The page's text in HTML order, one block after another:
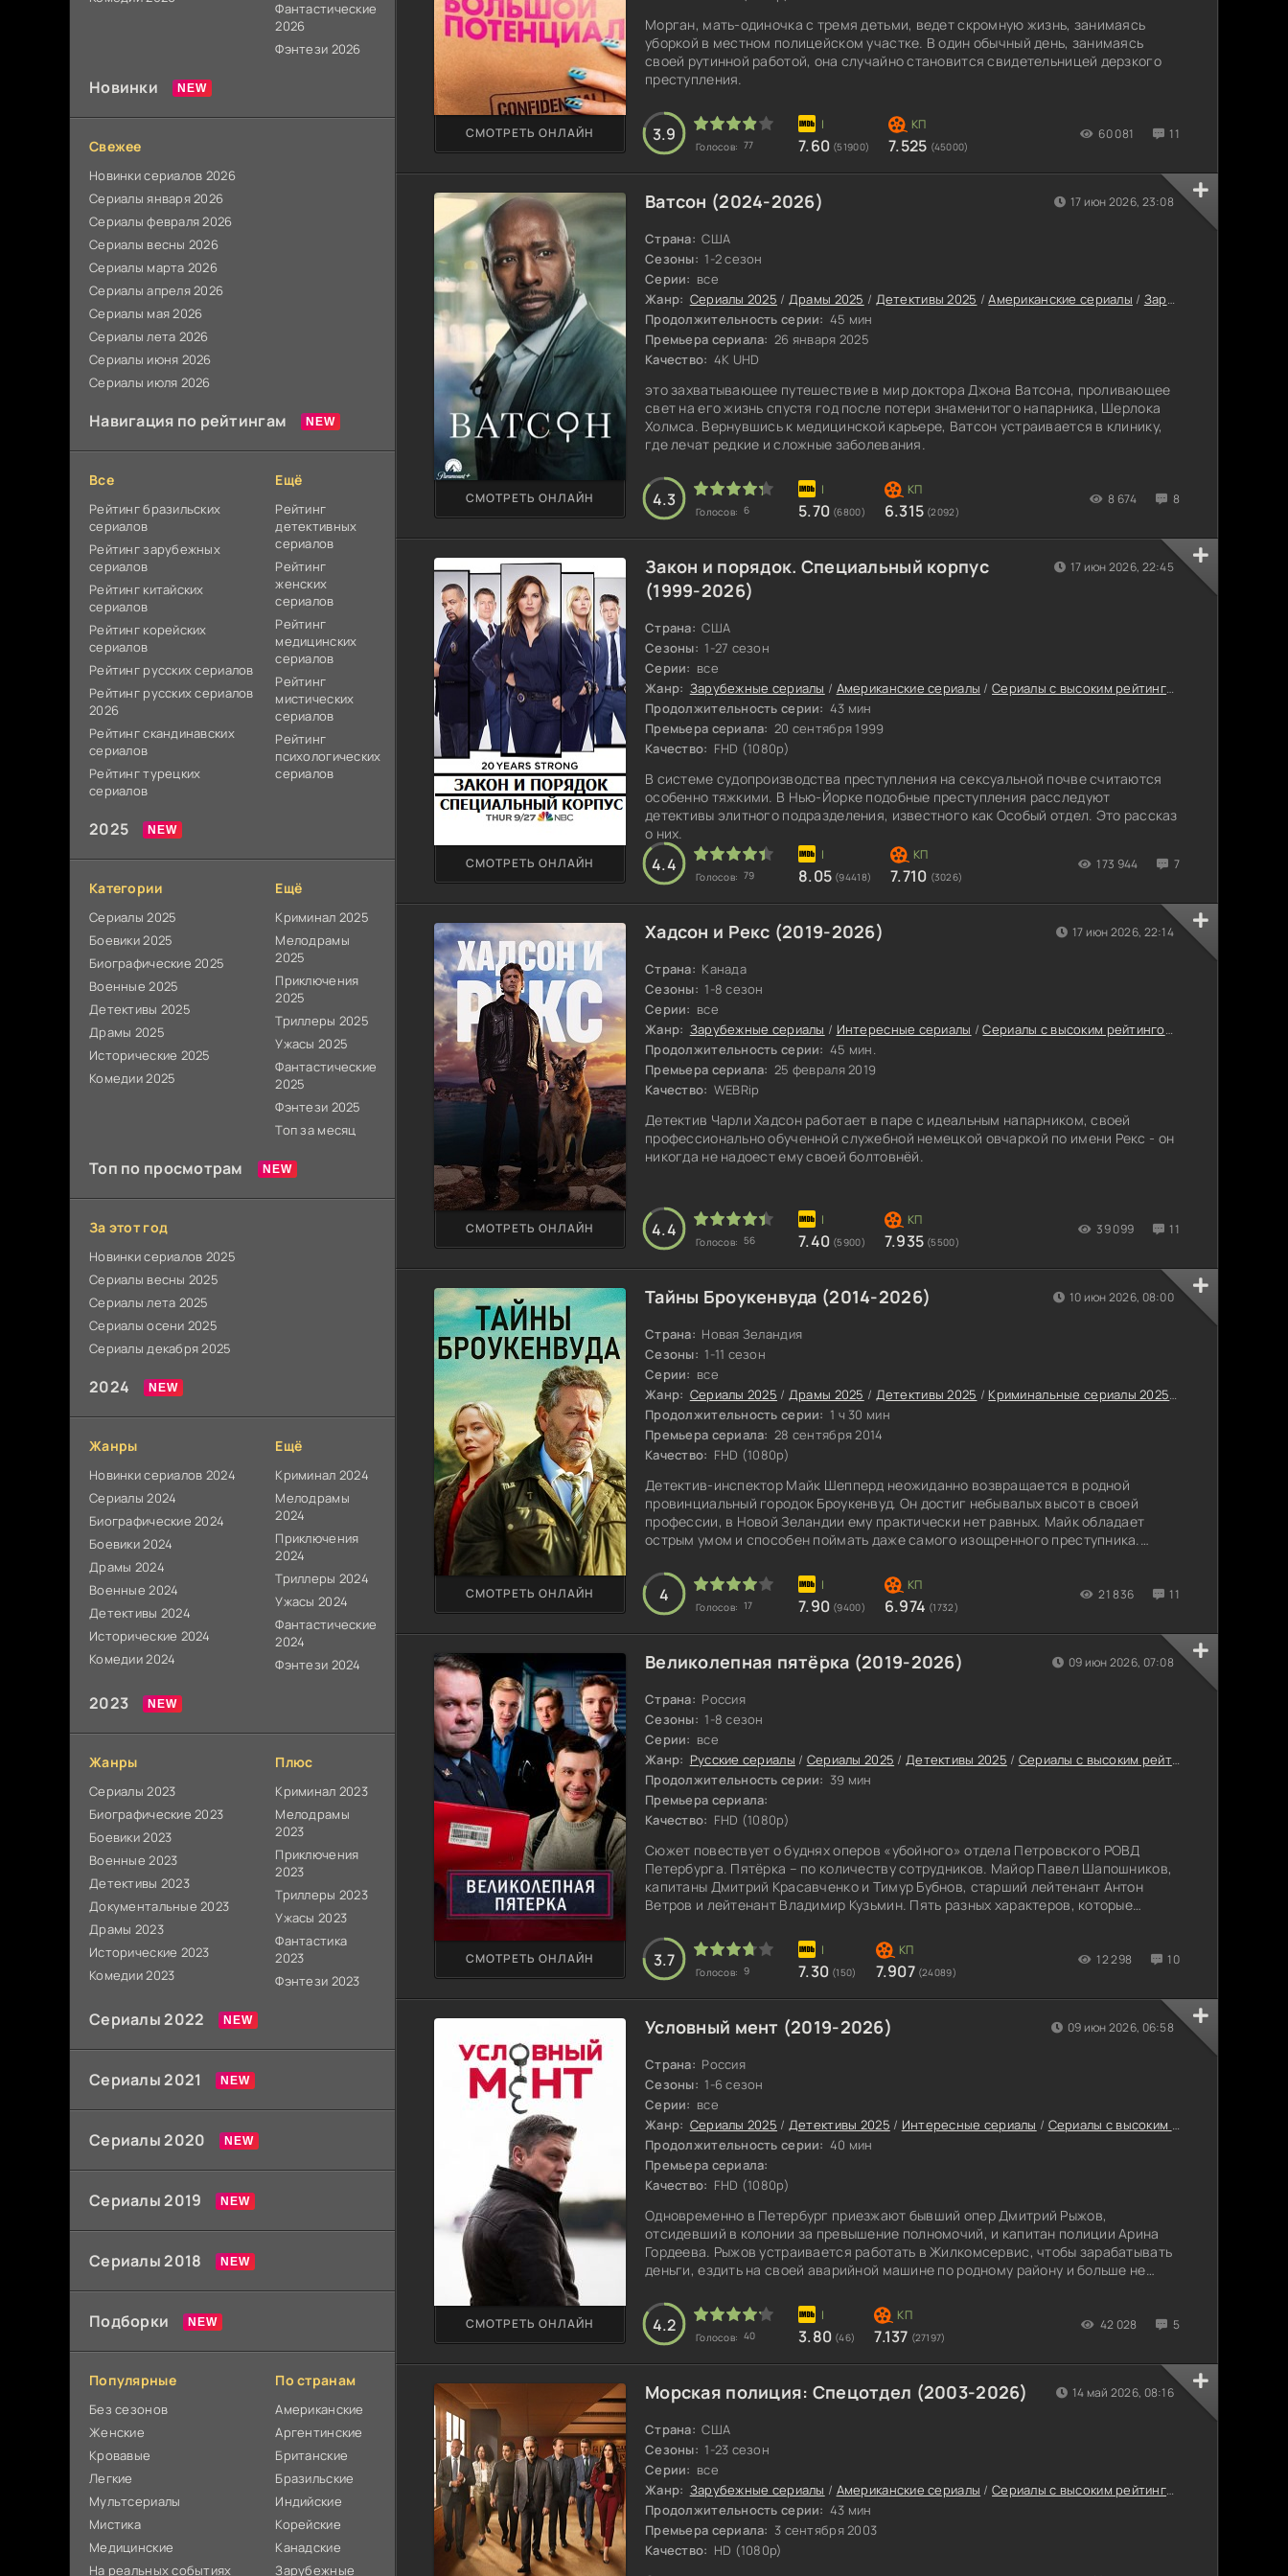
Фантастические
2026
Фэнтези 2026
Новинки
Свежее
Новинки сериалов 2026
Сериалы января 2026
Сериалы февраля 2026
Сериалы весны 2026
Сериалы марта 2026
Сериалы апреля 2026
Сериалы мая 2026
Сериалы лета 2026
Сериалы июня 2026
Сериалы июля 2026
Навигация по рейтингам
Все
Рейтинг бразильских
сериалов
Рейтинг зарубежных
сериалов
Рейтинг китайских
сериалов
Рейтинг корейских
сериалов
Рейтинг русских сериалов
Рейтинг русских сериалов
2026
Рейтинг скандинавских
сериалов
Рейтинг турецких
сериалов
Ещё
Рейтинг
детективных
сериалов
Рейтинг
женских
сериалов
Рейтинг
медицинских
сериалов
Рейтинг
мистических
сериалов
Рейтинг
психологических
сериалов
2025
Категории
Сериалы 2025
Боевики 2025
Биографические 2025
Военные 2025
Детективы 2025
Драмы 2025
Исторические 2025
Комедии 2025
Ещё
Криминал 2025
Мелодрамы
2025
Приключения
2025
Триллеры 2025
Ужасы 2025
Фантастические
2025
Фэнтези 2025
Топ за месяц
Топ по просмотрам
За этот год
Новинки сериалов 2025
Сериалы весны 2025
Сериалы лета 2025
Сериалы осени 2025
Сериалы декабря 2025
2024
Жанры
Новинки сериалов 2024
Сериалы 2024
Биографические 2024
Боевики 2024
Драмы 2024
Военные 2024
Детективы 2024
Исторические 2024
Комедии 2024
Ещё
Криминал 2024
Мелодрамы
2024
Приключения
2024
Триллеры 2024
Ужасы 2024
Фантастические
2024
Фэнтези 2024
2023
Жанры
Сериалы 2023
Биографические 2023
Боевики 2023
Военные 2023
Детективы 2023
Документальные 2023
Драмы 2023
Исторические 2023
Комедии 2023
Плюс
Криминал 2023
Мелодрамы
2023
Приключения
2023
Триллеры 2023
Ужасы 2023
Фантастика
2023
Фэнтези 2023
Сериалы 2022
Сериалы 2021
Сериалы 2020
Сериалы 2019
Сериалы 2018
Подборки
Популярные
Без сезонов
Женские
Кровавые
Легкие
Мультсериалы
Мистика
Медицинские
На реальных событиях
По странам
Американские
Аргентинские
Британские
Бразильские
Индийские
Корейские
Канадские
Зарубежные
Морган, мать-одиночка с тремя детьми, ведет скромную жизнь, занимаясь
уборкой в местном полицейском участке. В один обычный день, занимаясь
своей рутинной работой, она случайно становится свидетельницей дерзкого
преступления.
СМОТРЕТЬ ОНЛАЙН 3.9
Голосов: 77 7.60 (51900) 7.525 (45000)
60 081 11
Ватсон (2024-2026)
Страна: США
Сезоны: 1-2 сезон
Серии: все
Жанр: Сериалы 2025 / Драмы 2025 / Детективы 2025 /Американские сериалы / Зарубежные сериалы
Продолжительность серии: 45 мин
Премьера сериала: 26 января 2025
Качество: 4K UHD
это захватывающее путешествие в мир доктора Джона Ватсона, проливающее
свет на его жизнь спустя год после потери знаменитого напарника, Шерлока
Холмса. Вернувшись к медицинской карьере, Ватсон устраивается в клинику,
где лечат редкие и сложные заболевания.
СМОТРЕТЬ ОНЛАЙН 4.3
Голосов: 6 5.70 (6800) 6.315 (2092)
8 674 8
17 июн 2026, 23:08
Закон и порядок. Специальный корпус
(1999-2026)
Страна: США
Сезоны: 1-27 сезон
Серии: все
Жанр: Зарубежные сериалы / Американские сериалы /Сериалы с высоким рейтингом
Продолжительность серии: 43 мин
Премьера сериала: 20 сентября 1999
Качество: FHD (1080p)
В системе судопроизводства преступления на сексуальной почве считаются
особенно тяжкими. В Нью-Йорке подобные преступления расследуют
детективы элитного подразделения, известного как Особый отдел. Это рассказ
о них.
СМОТРЕТЬ ОНЛАЙН 4.4
Голосов: 79 8.05 (94418) 7.710 (3026)
173 944 7
17 июн 2026, 22:45
Хадсон и Рекс (2019-2026)
Страна: Канада
Сезоны: 1-8 сезон
Серии: все
Жанр: Зарубежные сериалы / Интересные сериалы /Сериалы с высоким рейтингом
Продолжительность серии: 45 мин.
Премьера сериала: 25 февраля 2019
Качество: WEBRip
Детектив Чарли Хадсон работает в паре с идеальным напарником, своей
профессионально обученной служебной немецкой овчаркой по имени Рекс - он
никогда не надоест ему своей болтовнёй.
СМОТРЕТЬ ОНЛАЙН 4.4
Голосов: 56 7.40 (5900) 7.935 (5500)
39 099 11
17 июн 2026, 22:14
Тайны Броукенвуда (2014-2026)
Страна: Новая Зеландия
Сезоны: 1-11 сезон
Серии: все
Жанр: Сериалы 2025 / Драмы 2025 / Детективы 2025 / Криминальные сериалы 2025/
Продолжительность серии: 1 ч 30 мин
Премьера сериала: 28 сентября 2014
Качество: FHD (1080p)
Детектив-инспектор Майк Шепперд неожиданно возвращается в родной
провинциальный городок Броукенвуд. Он достиг небывалых высот в своей
профессии, в Новой Зеландии ему практически нет равных. Майк обладает
острым умом и способен поймать даже самого изощренного преступника.
своими коллегами, так и с подозреваемыми, столь редкое качество позволяет
ему блестяще проводить допросы. В Броукенвуде он знакомится со своим
новым напарником
СМОТРЕТЬ ОНЛАЙН 4
Голосов: 17 7.90 (9400) 6.974 (1732)
21 836 11
10 июн 2026, 08:00
Великолепная пятёрка (2019-2026)
Страна: Россия
Сезоны: 1-8 сезон
Серии: все
Жанр: Русские сериалы / Сериалы 2025 / Детективы 2025 / Сериалы с высоким рейтингом
Продолжительность серии: 39 мин
Премьера сериала:
Качество: FHD (1080p)
Сюжет повествует о буднях оперов «убойного» отдела Петровского РОВД
Петербурга. Пятёрка – по количеству сотрудников. Майор Павел Шапошников,
капитаны Дмитрий Красавченко и Тимур Бубнов, старший лейтенант Антон
Ветров и лейтенант Владимир Кузьмин. Пять разных характеров, которые
чувством юмора и богатым прошлым. Он еще помнит, когда в Петербурге были
улицы разбитых фонарей. Время изменилось: милиция стала полицией, город
пр
СМОТРЕТЬ ОНЛАЙН 3.7
Голосов: 9 7.30 (150) 7.907 (24089)
12 298 10
09 июн 2026, 07:08
Условный мент (2019-2026)
Страна: Россия
Сезоны: 1-6 сезон
Серии: все
Жанр: Сериалы 2025 / Детективы 2025 / Интересные сериалы / Сериалы с высоким рейтингом
Продолжительность серии: 40 мин
Премьера сериала:
Качество: FHD (1080p)
Одновременно в Петербург приезжают бывший опер Дмитрий Рыжов,
отсидевший в колонии за превышение полномочий, и капитан полиции Арина
Гордеева. Рыжов устраивается работать в Жилкомсервис, чтобы зарабатывать
деньги, ездить на своей аварийной машине по родному району и больше не
района. В нём всем заправляет бизнесмен Вениамин Воронов – он же Веня
Ворон. Под его «покровительством» практически все злачные точки и многие
предприя
СМОТРЕТЬ ОНЛАЙН 4.2
Голосов: 40 3.80 (46) 7.137 (27197)
42 028 5
09 июн 2026, 06:58
Морская полиция: Спецотдел (2003-2026)
Страна: США
Сезоны: 1-23 сезон
Серии: все
Жанр: Зарубежные сериалы / Американские сериалы /Сериалы с высоким рейтингом
Продолжительность серии: 43 мин
Премьера сериала: 3 сентября 2003
Качество: HD (1080p)
14 май 2026, 08:16